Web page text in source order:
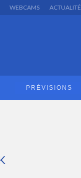
WEBCAMS ACTUALITÉ
PRÉVISIONS